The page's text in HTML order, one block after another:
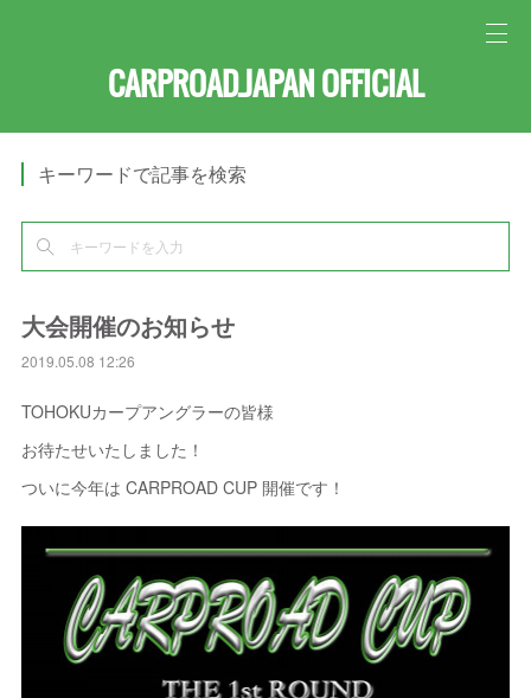
CARPROAD.JAPAN OFFICIAL
キーワードで記事を検索
大会開催のお知らせ
2019.05.08 12:26
TOHOKUカープアングラーの皆様
お待たせいたしました！
ついに今年は CARPROAD CUP 開催です！